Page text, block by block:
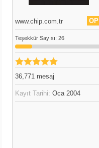
OP
www.chip.com.tr
Teşekkür Sayısı: 26
36,771 mesaj
Kayıt Tarihi: Oca 2004